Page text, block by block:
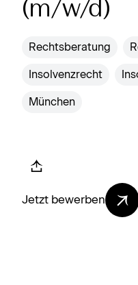
(m/w/d)
Rechtsberatung
Insolvenzrecht
München
Jetzt bewerben